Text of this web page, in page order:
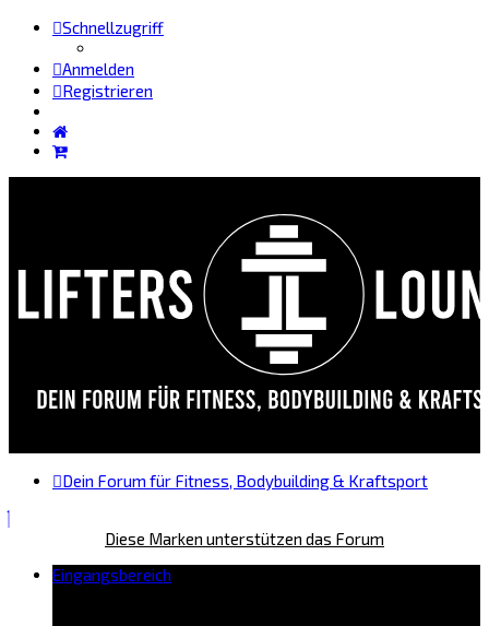
Schnellzugriff
Anmelden
Registrieren
Dein Forum für Fitness, Bodybuilding & Kraftsport
Diese Marken unterstützen das Forum
Eingangsbereich